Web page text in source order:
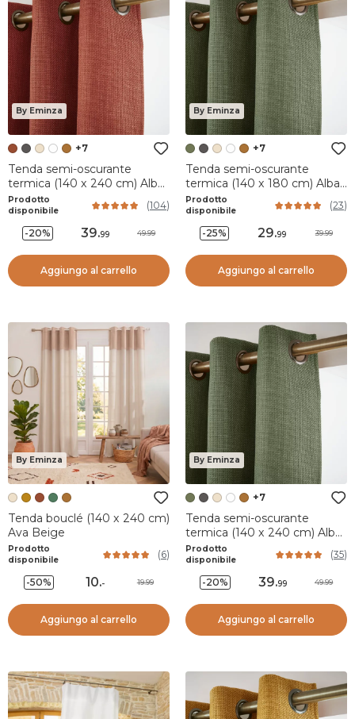
By Eminza
+7
Tenda semi-oscurante
termica (140 x 240 cm) Alba
Terracotta
Prodotto
disponibile
(104)
-20% 39.99 49.99
Aggiungo al carrello
By Eminza
+7
Tenda semi-oscurante
termica (140 x 180 cm) Alba
Verde cachi
Prodotto
disponibile
(23)
-25% 29.99 39.99
Aggiungo al carrello
By Eminza
Tenda bouclé (140 x 240 cm)
Ava Beige
Prodotto
disponibile
(6)
-50% 10.- 19.99
Aggiungo al carrello
By Eminza
+7
Tenda semi-oscurante
termica (140 x 240 cm) Alba
Verde cachi
Prodotto
disponibile
(35)
-20% 39.99 49.99
Aggiungo al carrello